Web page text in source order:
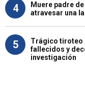
4
Muere padre
atravesar una
5
Trágico tiroteo
fallecidos y
investigación